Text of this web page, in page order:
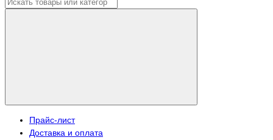
Прайс-лист
Доставка и оплата